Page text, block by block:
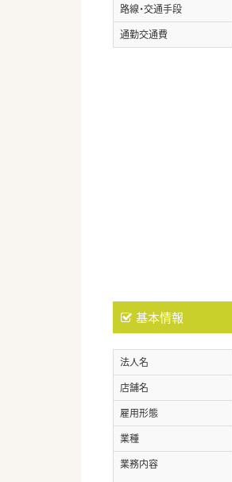
路線・交通手段
通勤交通費
基本情報
法人名
店舗名
雇用形態
業種
業務内容